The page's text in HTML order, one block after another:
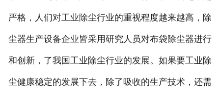
严格，人们对工业除尘行业的重视程度越来越高，除
尘器生产设备企业皆采用研究人员对布袋除尘器进行
和创新，了我国工业除尘行业的发展。如果要工业除
尘健康稳定的发展下去，除了吸收的生产技术，还需